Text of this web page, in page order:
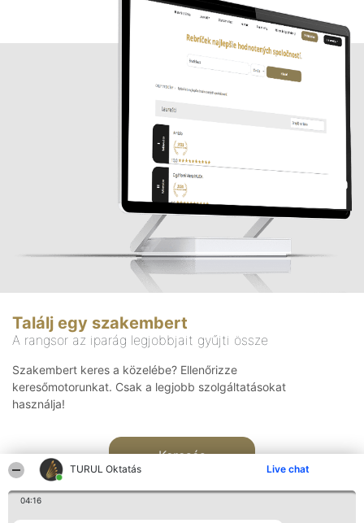
TURUL Oktatás Live chat
04:16
Találj egy szakembert
A rangsor az iparág legjobbjait gyűjti össze
Szakembert keres a közelébe? Ellenőrizze
keresőmotorunkat. Csak a legjobb szolgáltatásokat
használja!
Keresés